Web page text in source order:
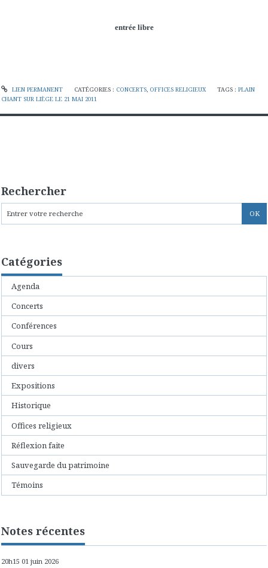
entrée libre
LIEN PERMANENT CATÉGORIES : CONCERTS, OFFICES RELIGIEUX TAGS :PLAIN
CHANT SUR LIÈGE LE 21 MAI 2011
Rechercher
Catégories
Agenda
Concerts
Conférences
Cours
divers
Expositions
Historique
Offices religieux
Réflexion faite
Sauvegarde du patrimoine
Témoins
Notes récentes
20h15 01 juin 2026